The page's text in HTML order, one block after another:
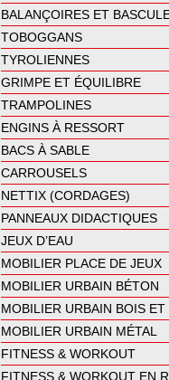
BALANÇOIRES ET
TOBOGGANS
TYROLIENNES
GRIMPE ET ÉQUILIBRE
TRAMPOLINES
ENGINS À RESSORT
BACS À SABLE
CARROUSELS
NETTIX (CORDAGES)
PANNEAUX DIDACTIQUES
JEUX D’EAU
MOBILIER PLACE DE JEUX
MOBILIER URBAIN BÉTON
MOBILIER URBAIN BOIS ET
MOBILIER URBAIN MÉTAL
FITNESS & WORKOUT
FITNESS & WORKOUT EN